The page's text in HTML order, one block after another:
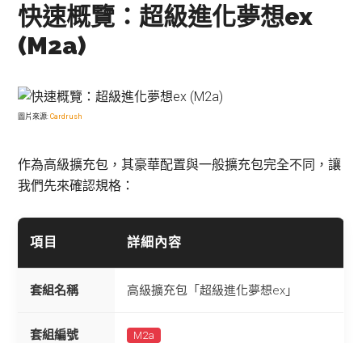
快速概覽：超級進化夢想ex
(M2a)
圖片來源:Cardrush
作為高級擴充包，其豪華配置與一般擴充包完全不同，讓
我們先來確認規格：
項目 詳細內容
套組名稱 高級擴充包「超級進化夢想ex」
套組編號 M2a